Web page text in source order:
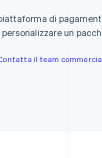
di
un
il team